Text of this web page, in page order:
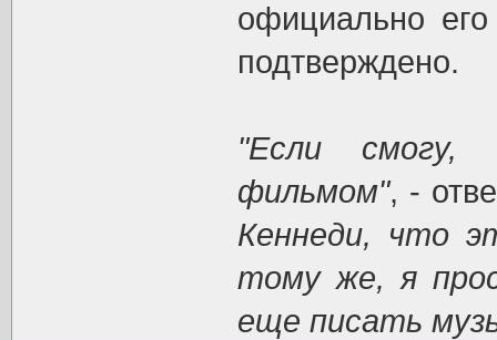
официально
подтверждено.
"Если смогу,
фильмом", -
Кеннеди, что
тому же, я
еще писать